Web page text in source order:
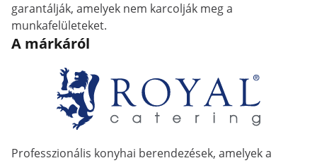
garantálják, amelyek nem karcolják meg a
munkafelületeket.
A márkáról
Professzionális konyhai berendezések, amelyek a